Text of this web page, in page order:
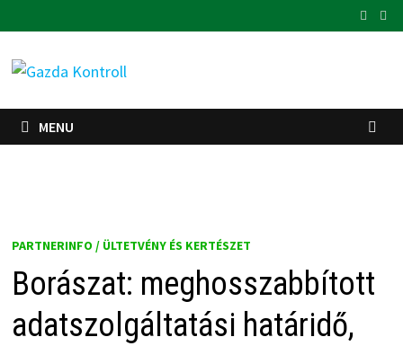
to
content
MENU
PARTNERINFO / ÜLTETVÉNY ÉS KERTÉSZET
Borászat: meghosszabbított
adatszolgáltatási határidő,